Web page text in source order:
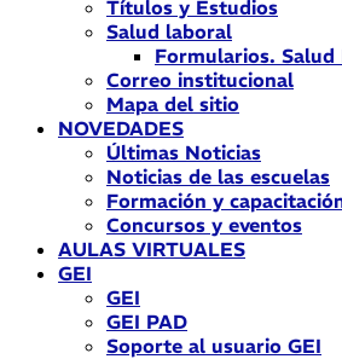
Títulos y Estudios
Salud laboral
Formularios. Salud
Correo institucional
Mapa del sitio
NOVEDADES
Últimas Noticias
Noticias de las escuelas
Formación y
Concursos y eventos
AULAS VIRTUALES
GEI
GEI
GEI PAD
Soporte al usuario GEI